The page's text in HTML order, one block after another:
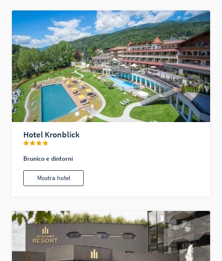
Hotel Kronblick
Brunico e dintorni
Mostra hotel